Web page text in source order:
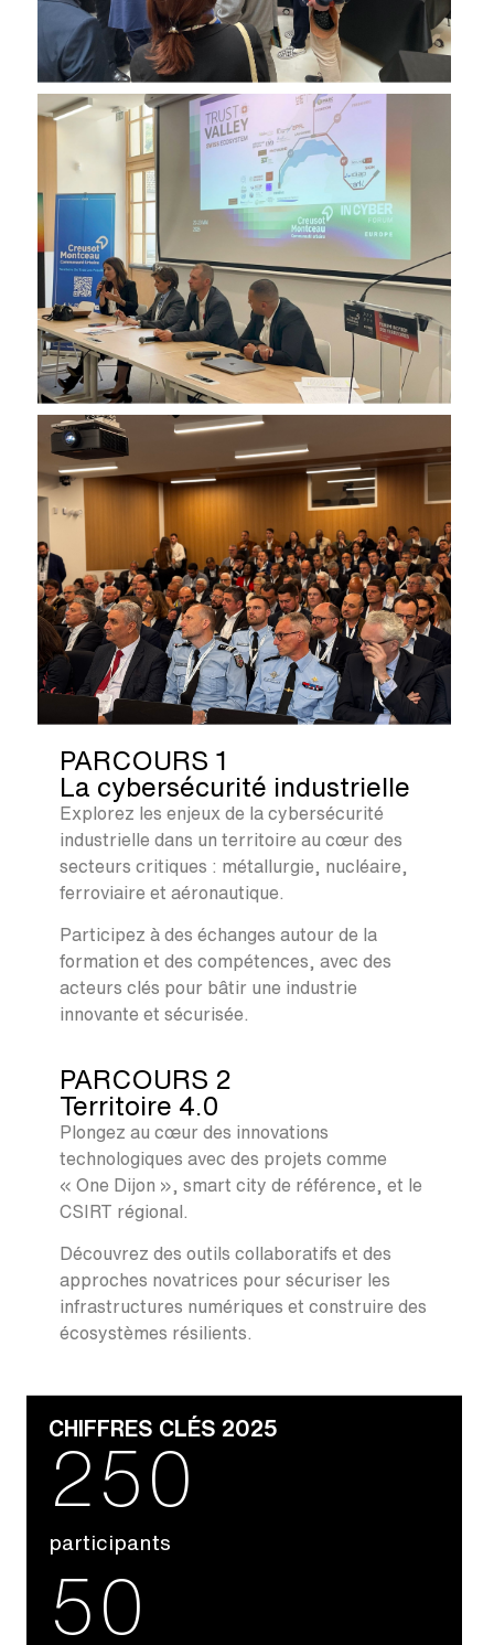
PARCOURS 1
La cybersécurité industrielle
Explorez les enjeux de la cybersécurité
industrielle dans un territoire au cœur des
secteurs critiques : métallurgie, nucléaire,
ferroviaire et aéronautique.
Participez à des échanges autour de la
formation et des compétences, avec des
acteurs clés pour bâtir une industrie
innovante et sécurisée.
PARCOURS 2
Territoire 4.0
Plongez au cœur des innovations
technologiques avec des projets comme
« One Dijon », smart city de référence, et le
CSIRT régional.
Découvrez des outils collaboratifs et des
approches novatrices pour sécuriser les
infrastructures numériques et construire des
écosystèmes résilients.
CHIFFRES CLÉS 2025
participants
250
50